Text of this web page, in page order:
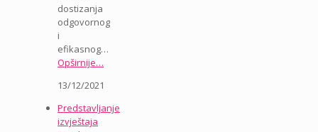
dostizanja
odgovornog
i
efikasnog…
Opširnije…
13/12/2021
Predstavljanje
izvještaja